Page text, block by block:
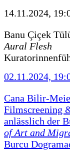
14.11.2024,
Banu Çiçek
Aural Flesh
02.11.2024,
Cana Bilir-
Filmscreening
anlässlich der
of Art and
Burcu